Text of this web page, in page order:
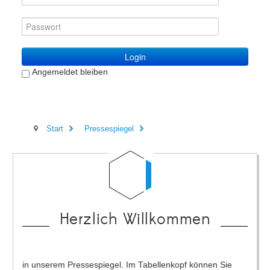
Login
Angemeldet bleiben
Start Pressespiegel
Herzlich Willkommen
in unserem Pressespiegel. Im Tabellenkopf können Sie